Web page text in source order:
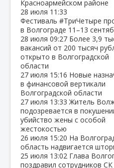
Красноармейском районе
28 июля 11:33
Фестиваль #ТриЧетыре
в Волгограде 11–13
28 июля 09:27 Более 3,9
вакансий от 200 тысяч
открыто в Волгоградской
области
27 июля 15:16 Новые
в финансовой вертикали
Волгоградской области
27 июля 13:33Житель
подозревается в
убийство жены с особой
жестокостью
26 июля 15:20 На
область надвигается
25 июля 13:02 Глава
поздравил сотрудников СК